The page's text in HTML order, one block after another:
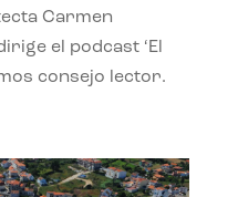
Carmen
el podcast ‘El
consejo lector.